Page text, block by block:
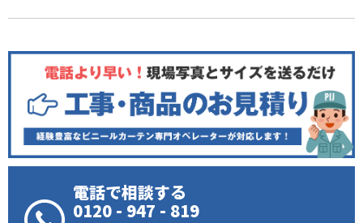
電話で相談する
0120 - 947 - 819